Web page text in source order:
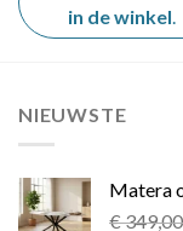
in de winkel
NIEUWSTE
Matera
€349,00